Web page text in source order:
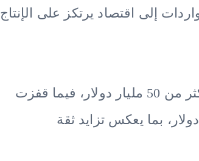
إلى اقتصاد يرتكز على الإنتاج
لافتًا إلى أن الاحتياطي النقدي الأجنبي ارتفع إلى أكثر من 50 مليار دولار، فيما قفزت
المباشرة إلى نحو 46.6 مليار دولار، بما يعكس تزايد ثقة